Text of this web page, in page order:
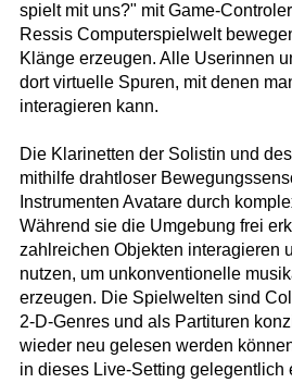
spielt mit uns?" mit Game-
Ressis Computerspielwelt
Klänge erzeugen. Alle Userinnen
dort virtuelle Spuren, mit denen
interagieren kann.
Die Klarinetten der Solistin und
mithilfe drahtloser
Instrumenten Avatare durch
Während sie die Umgebung frei
zahlreichen Objekten interagieren
nutzen, um unkonventionelle
erzeugen. Die Spielwelten sind
2-D-Genres und als Partituren
wieder neu gelesen werden
in dieses Live-Setting gelegentlich